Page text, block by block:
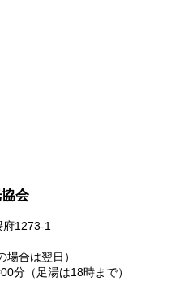
会
1273-1
合は翌日）
分（足湯は18時まで）